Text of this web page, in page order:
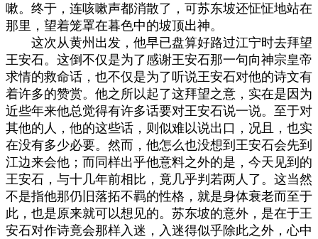
嗽。终于，连咳嗽声都消散了，可苏东坡还怔怔地站在
那里，望着笼罩在暮色中的坡顶出神。
这次从黄州出发，他早已盘算好路过江宁时去拜望
王安石。这倒不仅是为了感谢王安石那一句向神宗皇帝
求情的救命话，也不仅是为了听说王安石对他的诗文有
着许多的赞赏。他之所以起了这拜望之意，实在是因为
近些年来他总觉得有许多话要对王安石说一说。至于对
其他的人，他的这些话，则似难以说出口，况且，也实
在没有多少必要。然而，他怎么也没想到王安石会先到
江边来会他；而同样出乎他意料之外的是，今天见到的
王安石，与十几年前相比，竟几乎判若两人了。这当然
不是指他那仍旧落拓不羁的性格，就是身体衰老而至于
此，也是原来就可以想见的。苏东坡的意外，是在于王
安石对作诗竟会那样入迷，入迷得似乎除此之外，心中